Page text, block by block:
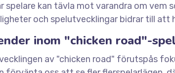
spelare kan tävla mot varandra om vem
och spelutvecklingar bidrar till att
inom "chicken road"-
av "chicken road" förutspås